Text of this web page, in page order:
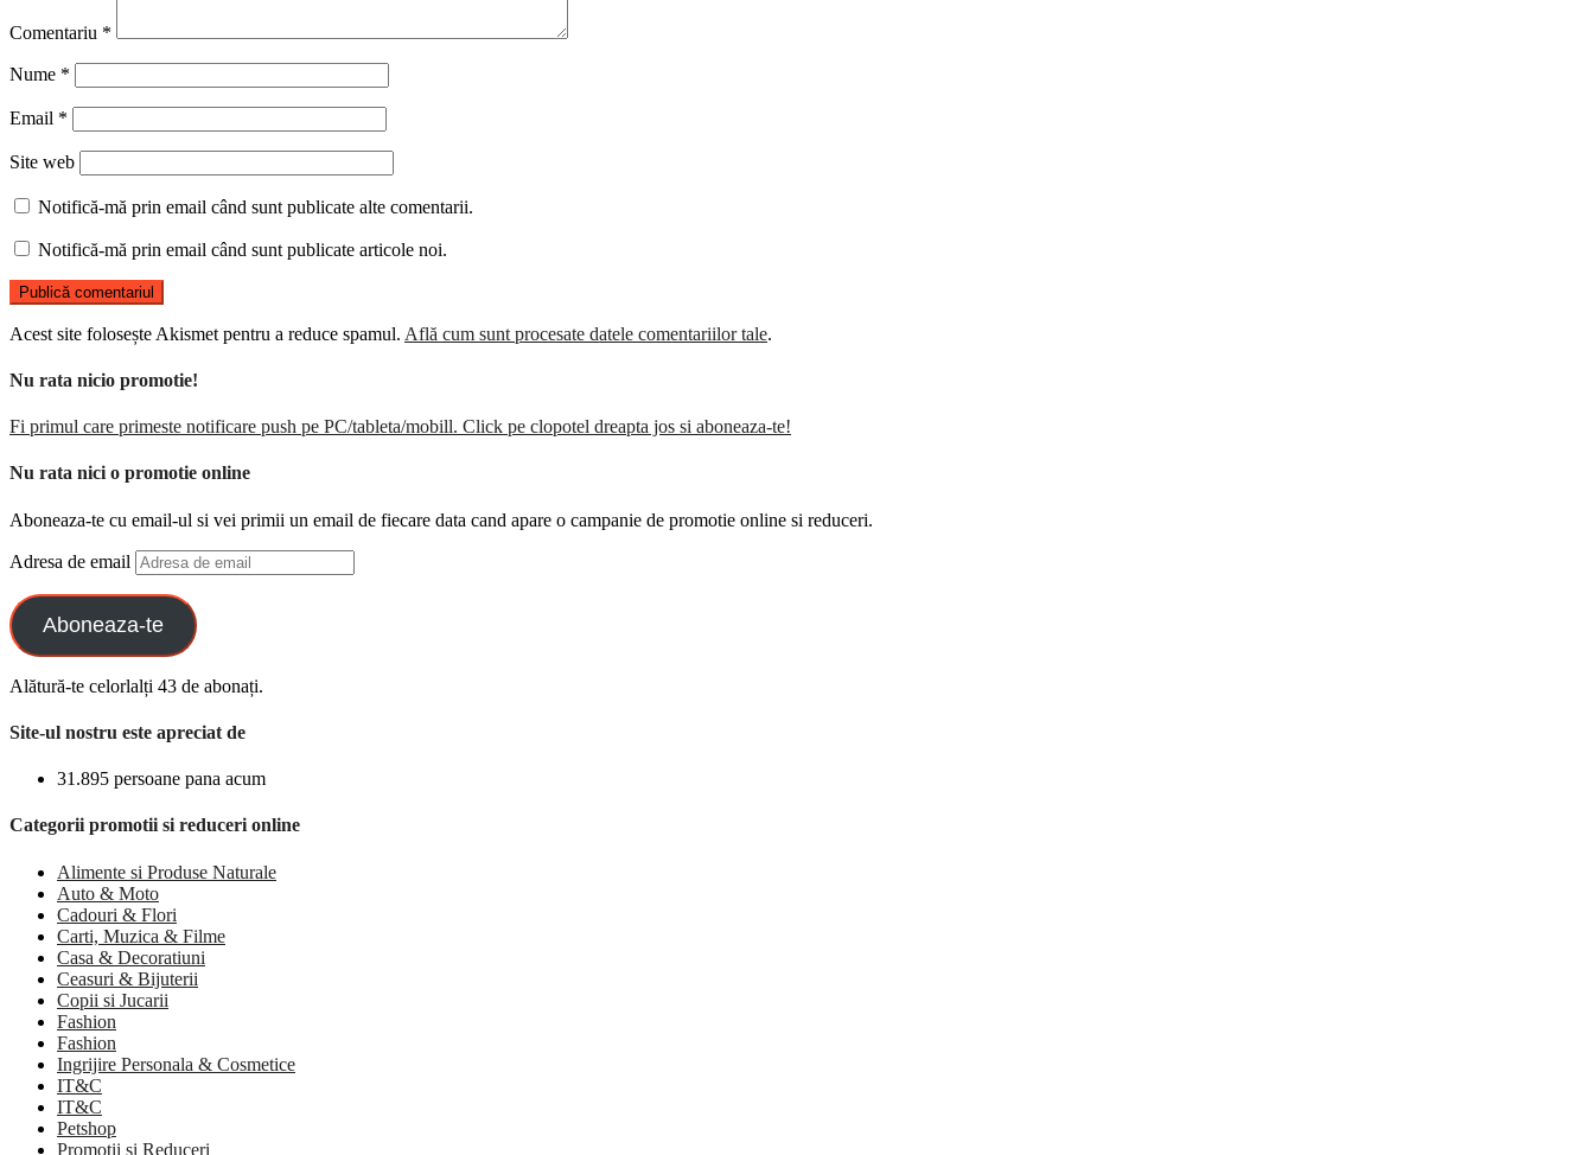
Comentariu *
Nume *
Email *
Site web
Notifică-mă prin email când sunt publicate alte comentarii.
Notifică-mă prin email când sunt publicate articole noi.
Acest site folosește Akismet pentru a reduce spamul. Află cum sunt procesate datele comentariilor tale.
Nu rata nicio promotie!
Fi primul care primeste notificare push pe PC/tableta/mobill. Click pe clopotel dreapta jos si aboneaza-te!
Nu rata nici o promotie online
Aboneaza-te cu email-ul si vei primii un email de fiecare data cand apare o campanie de promotie online si reduceri.
Adresa de email
Aboneaza-te
Alătură-te celorlalți 43 de abonați.
Site-ul nostru este apreciat de
31.895 persoane pana acum
Categorii promotii si reduceri online
Alimente si Produse Naturale
Auto & Moto
Cadouri & Flori
Carti, Muzica & Filme
Casa & Decoratiuni
Ceasuri & Bijuterii
Copii si Jucarii
Fashion
Fashion
Ingrijire Personala & Cosmetice
IT&C
IT&C
Petshop
Promotii si Reduceri